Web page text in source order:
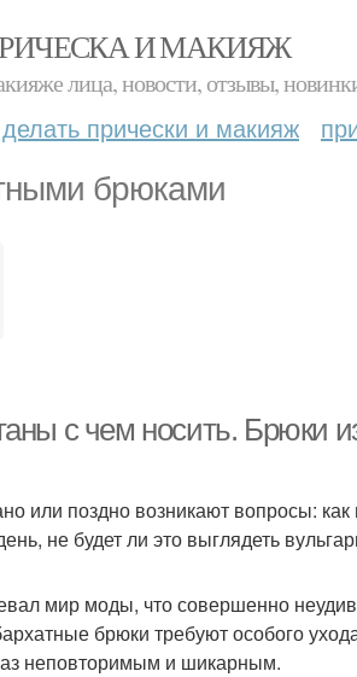
И МАКИЯЖ
лица, новости, отзывы,
прически и макияж
брюками
с чем носить. Брюки
или поздно возникают вопросы:
не будет ли это выглядеть
мир моды, что совершенно
брюки требуют особого
неповторимым и шикарным.